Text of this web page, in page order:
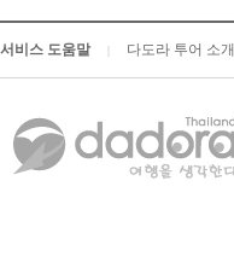
서비스 도움말 다도라 투어 소개